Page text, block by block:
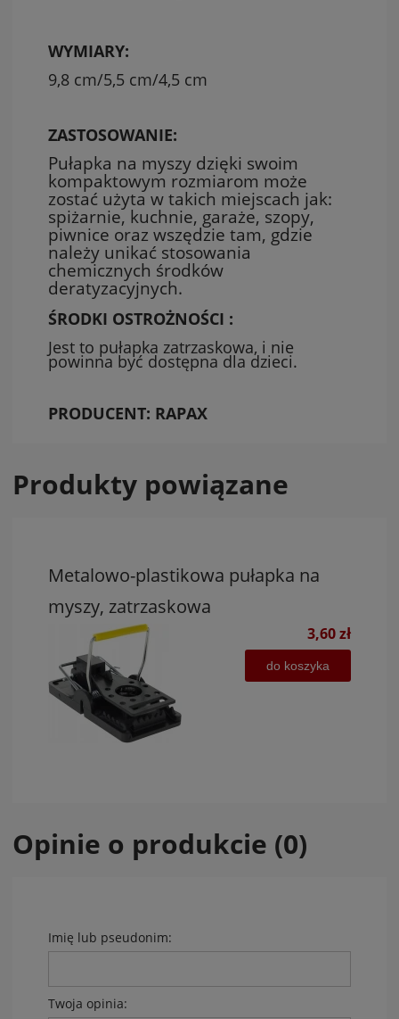
WYMIARY:
9,8 cm/5,5 cm/4,5 cm
ZASTOSOWANIE:
Pułapka na myszy dzięki swoim
kompaktowym rozmiarom może
zostać użyta w takich miejscach jak:
spiżarnie, kuchnie, garaże, szopy,
piwnice oraz wszędzie tam, gdzie
należy unikać stosowania
chemicznych środków
deratyzacyjnych.
ŚRODKI OSTROŻNOŚCI :
Jest to pułapka zatrzaskowa, i nie
powinna być dostępna dla dzieci.
PRODUCENT: RAPAX
Produkty powiązane
Metalowo-plastikowa pułapka na
myszy, zatrzaskowa
3,60 zł
do koszyka
Opinie o produkcie (0)
Imię lub pseudonim:
Twoja opinia: